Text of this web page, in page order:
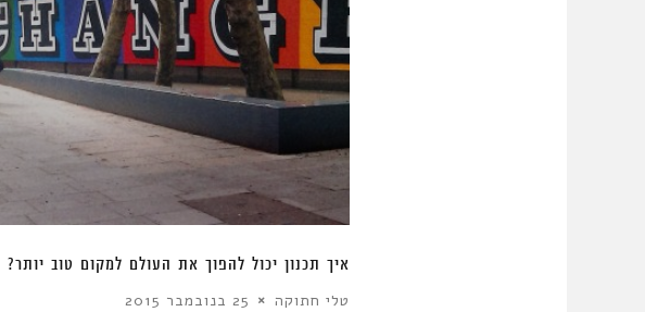
“חושבים שאנשים מתרגלים לחיים בעוני- הם לא!”
הדס צור 1 באוגוסט 2016